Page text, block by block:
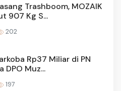
Trashboom, MOZAIK
907 Kg S...
202
Rp37 Miliar di PN
DPO Muz...
197